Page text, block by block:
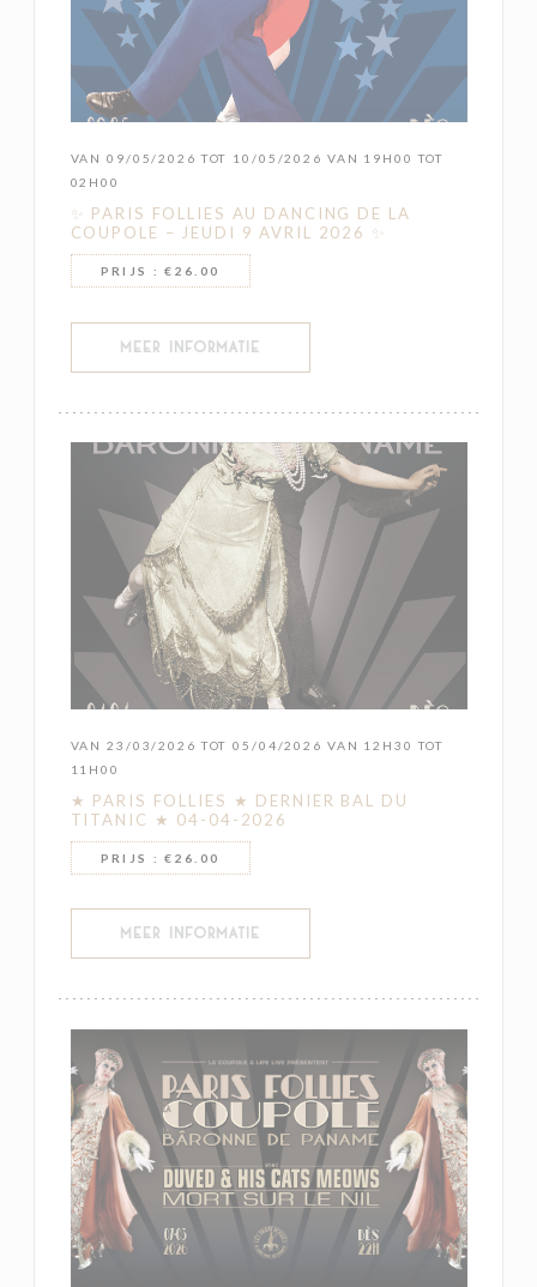
VAN 09/05/2026 TOT 10/05/2026 VAN 19H00 TOT
02H00
✨ PARIS FOLLIES AU DANCING DE LA
COUPOLE – JEUDI 9 AVRIL 2026 ✨
PRIJS : €26.00
MEER INFORMATIE
VAN 23/03/2026 TOT 05/04/2026 VAN 12H30 TOT
11H00
★ PARIS FOLLIES ★ DERNIER BAL DU
TITANIC ★ 04-04-2026
PRIJS : €26.00
MEER INFORMATIE